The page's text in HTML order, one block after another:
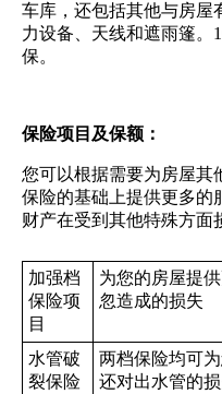
车库，还包括其他与房屋
力设备、天线和遮雨篷。
保。
保险项目及保额：
您可以根据需要为房屋其
保险的基础上提供更多的
财产在受到其他特殊方面
加强档
保险项
目
为您的房屋提
忽造成的损失
水管破
裂保险
两档保险均可
还对出水管的